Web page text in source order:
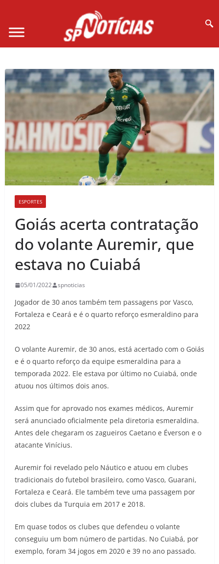
ESPORTES
Goiás acerta contratação
do volante Auremir, que
estava no Cuiabá
05/01/2022 spnoticias
Jogador de 30 anos também tem passagens por Vasco,
Fortaleza e Ceará e é o quarto reforço esmeraldino para
2022
O volante Auremir, de 30 anos, está acertado com o Goiás
e é o quarto reforço da equipe esmeraldina para a
temporada 2022. Ele estava por último no Cuiabá, onde
atuou nos últimos dois anos.
Assim que for aprovado nos exames médicos, Auremir
será anunciado oficialmente pela diretoria esmeraldina.
Antes dele chegaram os zagueiros Caetano e Éverson e o
atacante Vinícius.
Auremir foi revelado pelo Náutico e atuou em clubes
tradicionais do futebol brasileiro, como Vasco, Guarani,
Fortaleza e Ceará. Ele também teve uma passagem por
dois clubes da Turquia em 2017 e 2018.
Em quase todos os clubes que defendeu o volante
conseguiu um bom número de partidas. No Cuiabá, por
exemplo, foram 34 jogos em 2020 e 39 no ano passado.